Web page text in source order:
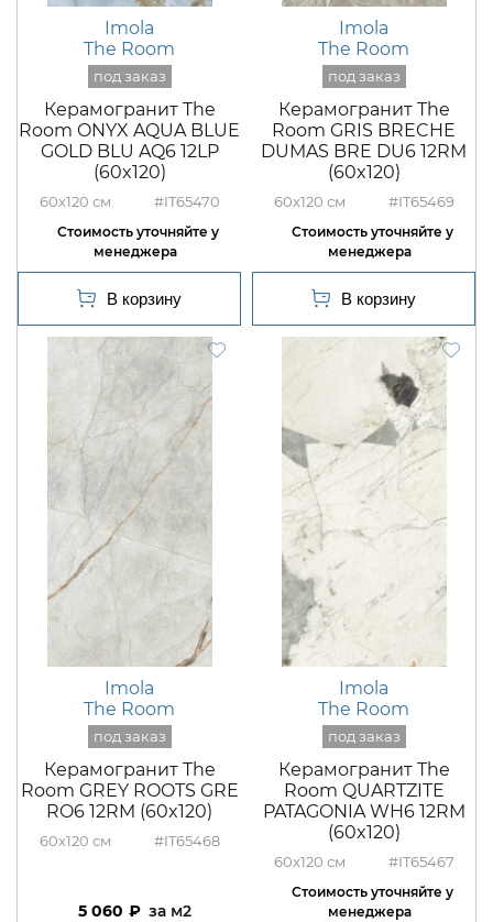
Imola
The Room
Керамогранит The
Room ONYX AQUA BLUE
GOLD BLU AQ6 12LP
(60x120)
60x120 #IT65470
Imola
The Room
Керамогранит The
Room GRIS BRECHE
DUMAS BRE DU6 12RM
(60x120)
60x120 #IT65469
Imola
The Room
Керамогранит The
Room GREY ROOTS GRE
RO6 12RM (60x120)
60x120 #IT65468
5 060 м2
Imola
The Room
Керамогранит The
Room QUARTZITE
PATAGONIA WH6 12RM
(60x120)
60x120 #IT65467